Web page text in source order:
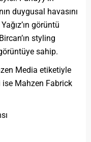
duygusal havasını
görüntü
styling
sahip.
Media etiketiyle
Mahzen Fabrick